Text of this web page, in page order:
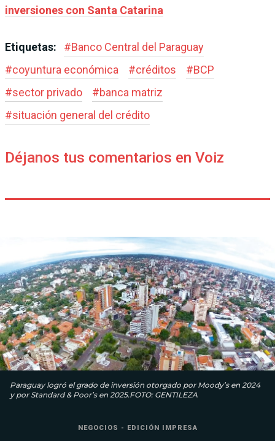
inversiones con Santa Catarina
Etiquetas: #Banco Central del Paraguay
#coyuntura económica #créditos #BCP
#sector privado #banca matriz
#situación general del crédito
Déjanos tus comentarios en Voiz
Paraguay logró el grado de inversión otorgado por Moody’s en 2024
y por Standard & Poor’s en 2025.FOTO: GENTILEZA
NEGOCIOS - EDICIÓN IMPRESA